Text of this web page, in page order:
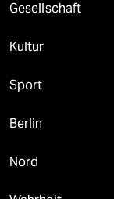
Gesellschaft
Kultur
Sport
Berlin
Nord